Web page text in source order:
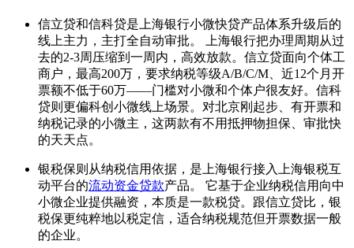
信立贷和信科贷是上海银行小微快贷产品体系升级后的
线上主力，主打全自动审批。 上海银行把办理周期从过
去的2-3周压缩到一周内，高效放款。信立贷面向个体工
商户，最高200万，要求纳税等级A/B/C/M、近12个月开
票额不低于60万——门槛对小微和个体户很友好。信科
贷则更偏科创小微线上场景。对北京刚起步、有开票和
纳税记录的小微主，这两款有不用抵押物担保、审批快
的天天点。
银税保则从纳税信用依据，是上海银行接入上海银税互
动平台的流动资金贷款产品。 它基于企业纳税信用向中
小微企业提供融资，本质是一款税贷。跟信立贷比，银
税保更纯粹地以税定信，适合纳税规范但开票数据一般
的企业。